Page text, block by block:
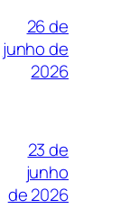
26 de
junho de
2026
23 de
junho
de 2026